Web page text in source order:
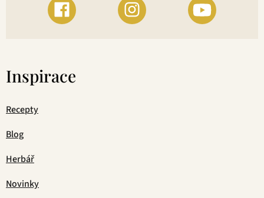
Inspirace
Recepty
Blog
Herbář
Novinky